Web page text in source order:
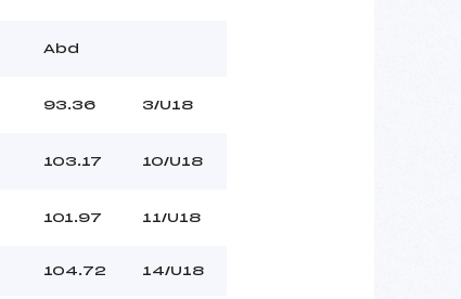
Abd
93.36 3/U18
103.17 10/U18
101.97 11/U18
104.72 14/U18